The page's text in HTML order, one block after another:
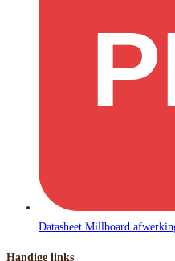
Datasheet Millboard
Handige links